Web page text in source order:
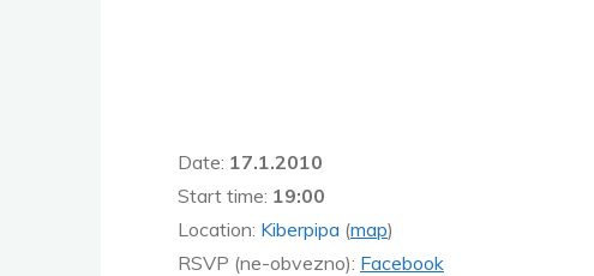
Date: 17.1.2010
Start time: 19:00
Location: Kiberpipa (map)
RSVP (ne-obvezno): Facebook